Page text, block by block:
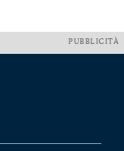
PUBBLICITÀ